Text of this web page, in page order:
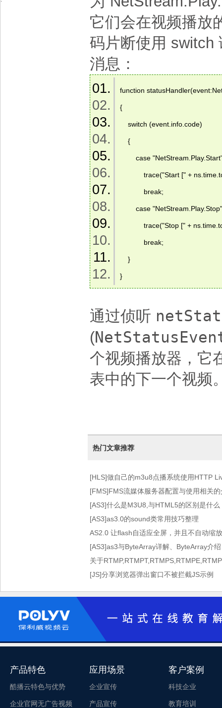
它们会在视频播放
码片断使用 switch
消息：
function
{
switch (event.info.code)
{
case
trace("Start [" +
break;
case
trace("Stop [" +
break;
}
}
通过侦听
(
个视频播放器，它
表中的下一个视频
热门文章推荐
[HLS]做自己的m3u8点播系统使用HTTP
术）
[FMS]FMS流媒体服务器配置与使用相关的
[AS3]什么是M3U8,与HTML5的区别是什么
[AS3]as3.0的sound类常用技巧整理
AS2.0 让flash自适应全屏，并且不自动缩放
[AS3]as3与ByteArray详解、ByteArray介
关于
[JS]分享浏览器弹出窗口不被拦截JS示例
产品特色
酷播云特色与优势
企业官网无广告视频
应用场景
企业宣传
产品宣传
客户案例
科技企业
教育培训